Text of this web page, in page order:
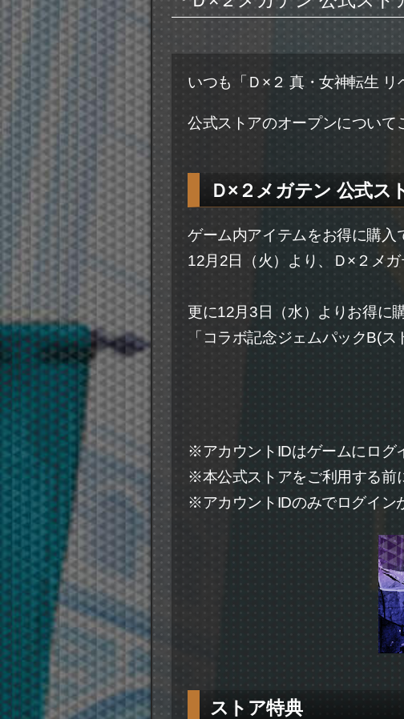
いつも「Ｄ×２ 真・女神転生 リ
公式ストアのオープンについて
Ｄ×２メガテン 公式ス
ゲーム内アイテムをお得に購入
12月2日（火）より、Ｄ×２メ
更に12月3日（水）よりお得に
「コラボ記念ジェムパックB(
※アカウントIDはゲームにログ
※本公式ストアをご利用する前
※アカウントIDのみでログイン
ストア特典